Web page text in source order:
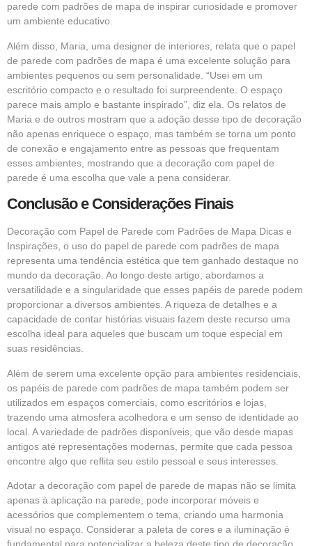
parede com padrões de mapa de inspirar curiosidade e promover
um ambiente educativo.
Além disso, Maria, uma designer de interiores, relata que o papel
de parede com padrões de mapa é uma excelente solução para
ambientes pequenos ou sem personalidade. “Usei em um
escritório compacto e o resultado foi surpreendente. O espaço
parece mais amplo e bastante inspirado”, diz ela. Os relatos de
Maria e de outros mostram que a adoção desse tipo de decoração
não apenas enriquece o espaço, mas também se torna um ponto
de conexão e engajamento entre as pessoas que frequentam
esses ambientes, mostrando que a decoração com papel de
parede é uma escolha que vale a pena considerar.
Conclusão e Considerações Finais
Decoração com Papel de Parede com Padrões de Mapa Dicas e
Inspirações, o uso do papel de parede com padrões de mapa
representa uma tendência estética que tem ganhado destaque no
mundo da decoração. Ao longo deste artigo, abordamos a
versatilidade e a singularidade que esses papéis de parede podem
proporcionar a diversos ambientes. A riqueza de detalhes e a
capacidade de contar histórias visuais fazem deste recurso uma
escolha ideal para aqueles que buscam um toque especial em
suas residências.
Além de serem uma excelente opção para ambientes residenciais,
os papéis de parede com padrões de mapa também podem ser
utilizados em espaços comerciais, como escritórios e lojas,
trazendo uma atmosfera acolhedora e um senso de identidade ao
local. A variedade de padrões disponíveis, que vão desde mapas
antigos até representações modernas, permite que cada pessoa
encontre algo que reflita seu estilo pessoal e seus interesses.
Adotar a decoração com papel de parede de mapas não se limita
apenas à aplicação na parede; pode incorporar móveis e
acessórios que complementem o tema, criando uma harmonia
visual no espaço. Considerar a paleta de cores e a iluminação é